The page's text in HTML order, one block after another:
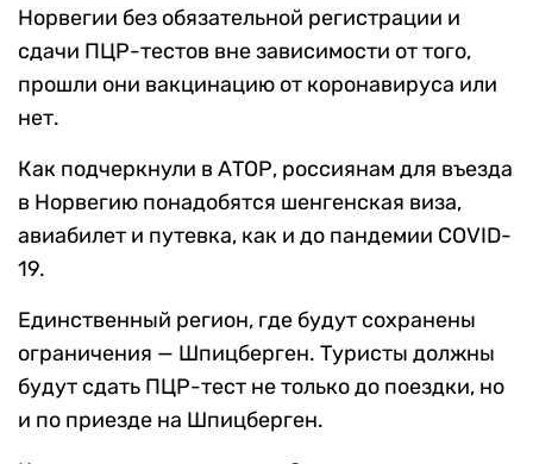
Норвегии без обязательной регистрации и
сдачи ПЦР-тестов вне зависимости от того,
прошли они вакцинацию от коронавируса или
нет.
Как подчеркнули в АТОР, россиянам для въезда
в Норвегию понадобятся шенгенская виза,
авиабилет и путевка, как и до пандемии COVID-
19.
Единственный регион, где будут сохранены
ограничения — Шпицберген. Туристы должны
будут сдать ПЦР-тест не только до поездки, но
и по приезде на Шпицберген.